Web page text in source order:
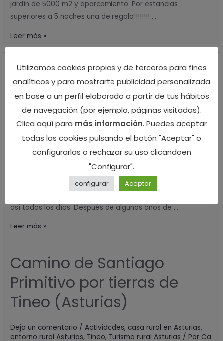
jardín de 5000 m2 y aparcamiento. Por estancias
superiores a 5 noches una de regalo!!!!!!!! …
Leer más »
Vacaciones con niños en
Asturias
Deja un comentario /Actividades entorno rural Asturias
PorCa Lulón
Te proponemos un montón de ideas y de actividades
para tus vacaciones con niños en Asturias, y pasar unas
vacaciones en familia. A veces no obcecamos y tendemos
a hacer planes con nuestros hijos muy complicados en
así todos los días. Después de algunos años de …
Vacaciones
con
niños
Asturias
Leer más »
Camino de Santiago
Primitivo por tierras de
Tineo (Asturias)
Deja un comentario /Actividades, casa rural en Asturias,
entorno rural Asturias, Tineo, Turismo rural Asturias / Por Ca
Camino
Santiago
Primitivo
por
de
Utilizamos cookies propias y de terceros para fines
analíticos y para mostrarte publicidad personalizada
en base a un perfil elaborado a partir de tus hábitos
de navegación (por ejemplo, páginas visitadas).
Clica aquí para más información. Puedes aceptar
todas las cookies pulsando el botón "Aceptar" o
configurarlas o rechazar su uso clicandoen
"Configurar".
configurar Aceptar